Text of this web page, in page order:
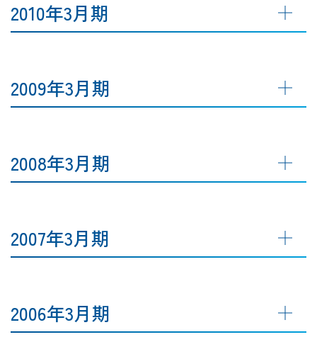
2010年3月期
2009年3月期
2008年3月期
2007年3月期
2006年3月期